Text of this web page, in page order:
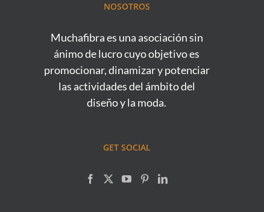
NOSOTROS
Muchafibra es una asociación sin
ánimo de lucro cuyo objetivo es
promocionar, dinamizar y potenciar
las actividades del ámbito del
diseño y la moda.
GET SOCIAL